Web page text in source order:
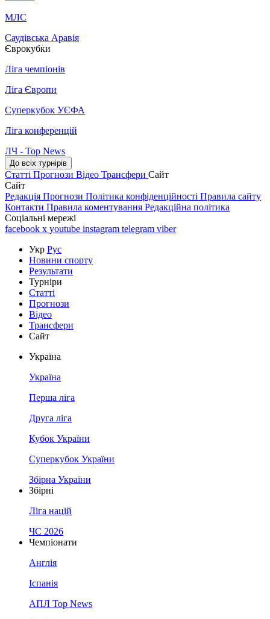
МЛС
Саудівська Аравія
Єврокубки
Ліга чемпіонів
Ліга Європи
Суперкубок УЄФА
Ліга конференцій
ЛЧ - Top News
До всіх турнірів
Статті Прогнози Відео Трансфери Сайт
Сайт
Редакція Прогнози Політика конфіденційності Правила сайту
Контакти Правила коментування Редакційна політика
Соціальні мережі
facebook x youtube instagram telegram viber
Укр Рус
Новини спорту
Результати
Турніри
Статті
Прогнози
Відео
Трансфери
Сайт
Україна
Україна
Перша ліга
Друга ліга
Кубок України
Суперкубок України
Збірна України
Збірні
Ліга націй
ЧС 2026
Чемпіонати
Англія
Іспанія
АПЛ Top News